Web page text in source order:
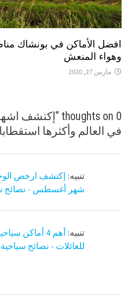
افضل الأماكن في بونشاك
وهواء المنعش
مارس 27, 2020
0 thoughts on “
إكتشف اشهر
في العالم وأكثرها
تنبيه: إكتشف ارخص
شهر أغسطس - نصائح
تنبيه:
أهم 4 أماكن
للعائلات - نصائح سياحية